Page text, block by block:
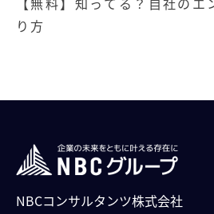
り方
NBCコンサルタンツ株式会社